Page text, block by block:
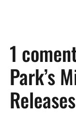
1
Park’s